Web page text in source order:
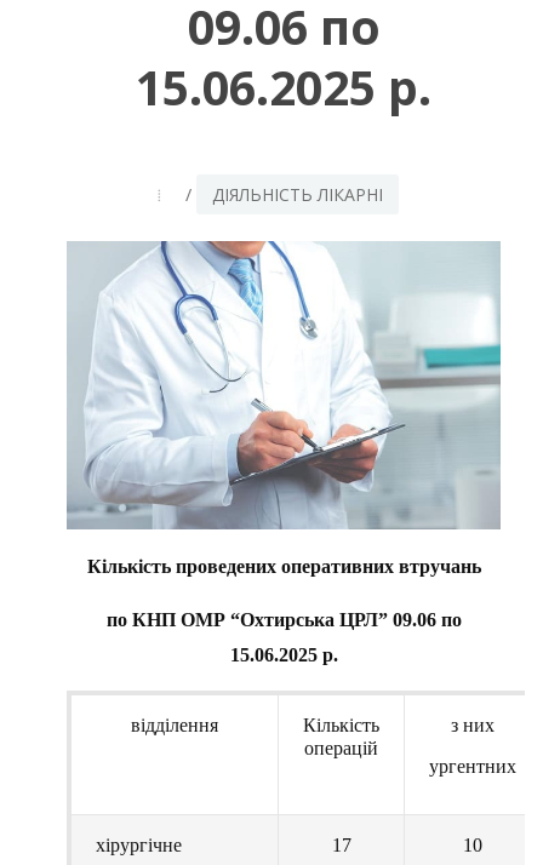
09.06 по
15.06.2025 р.
/ ДІЯЛЬНІСТЬ ЛІКАРНІ
Кількість проведених оперативних втручань
по КНП ОМР “Охтирська ЦРЛ” 09.06 по
15.06.2025 р.
відділення
Кількість
операцій
з них
ургентних
хірургічне 17 10